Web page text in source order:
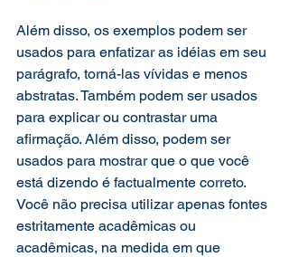
Além disso, os exemplos podem ser
usados ​​para enfatizar as idéias em seu
parágrafo, torná-las vívidas e menos
abstratas. Também podem ser usados ​​
para explicar ou contrastar uma
afirmação. Além disso, podem ser
usados ​​para mostrar que o que você
está dizendo é factualmente correto.
Você não precisa utilizar apenas fontes
estritamente acadêmicas ou
acadêmicas, na medida em que